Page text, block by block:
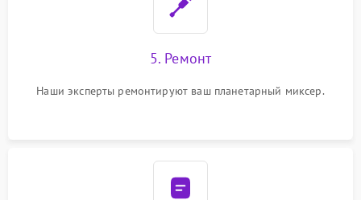
5. Ремонт
Наши эксперты ремонтируют ваш планетарный миксер.